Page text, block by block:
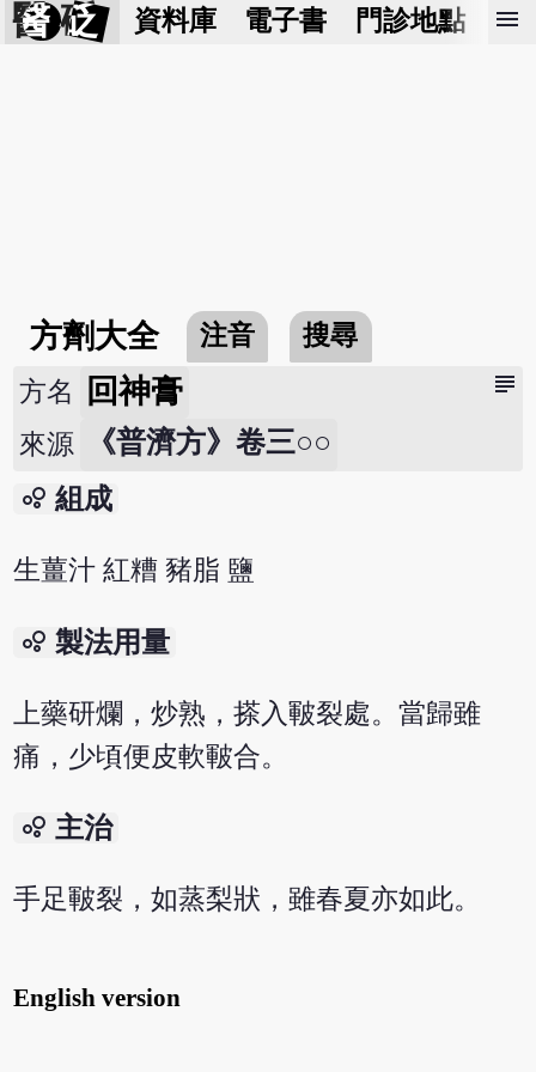
醫 砭 資料庫 電子書 門診地點 預
menu
方劑大全 注音 搜尋
subject
方名 回神膏
來源 《普濟方》卷三○○
bubble_chart 組成
生薑汁 紅糟 豬脂 鹽
bubble_chart 製法用量
上藥研爛，炒熟，搽入皸裂處。當歸雖
痛，少頃便皮軟皸合。
bubble_chart 主治
手足皸裂，如蒸梨狀，雖春夏亦如此。
English version